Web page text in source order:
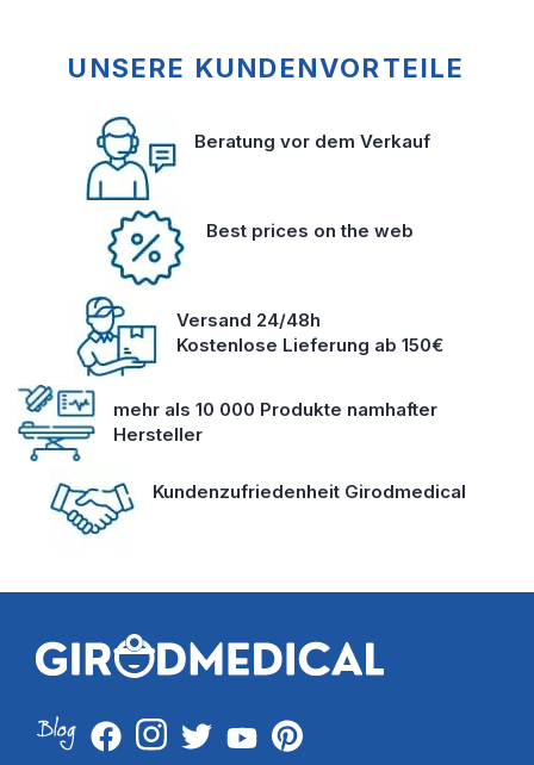
UNSERE KUNDENVORTEILE
Beratung vor dem Verkauf
Best prices on the web
Versand 24/48h
Kostenlose Lieferung ab 150€
mehr als 10 000 Produkte namhafter
Hersteller
Kundenzufriedenheit Girodmedical